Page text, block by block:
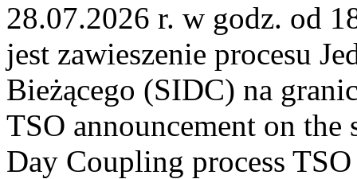
28.07.2026 r. w godz. od
jest zawieszenie procesu
Bieżącego (SIDC) na
TSO announcement on
Day Coupling process